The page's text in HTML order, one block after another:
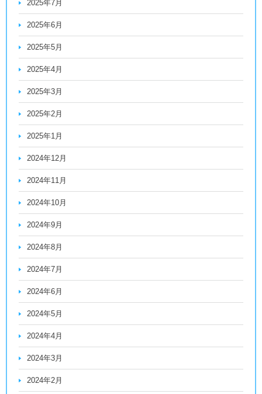
2025年7月
2025年6月
2025年5月
2025年4月
2025年3月
2025年2月
2025年1月
2024年12月
2024年11月
2024年10月
2024年9月
2024年8月
2024年7月
2024年6月
2024年5月
2024年4月
2024年3月
2024年2月